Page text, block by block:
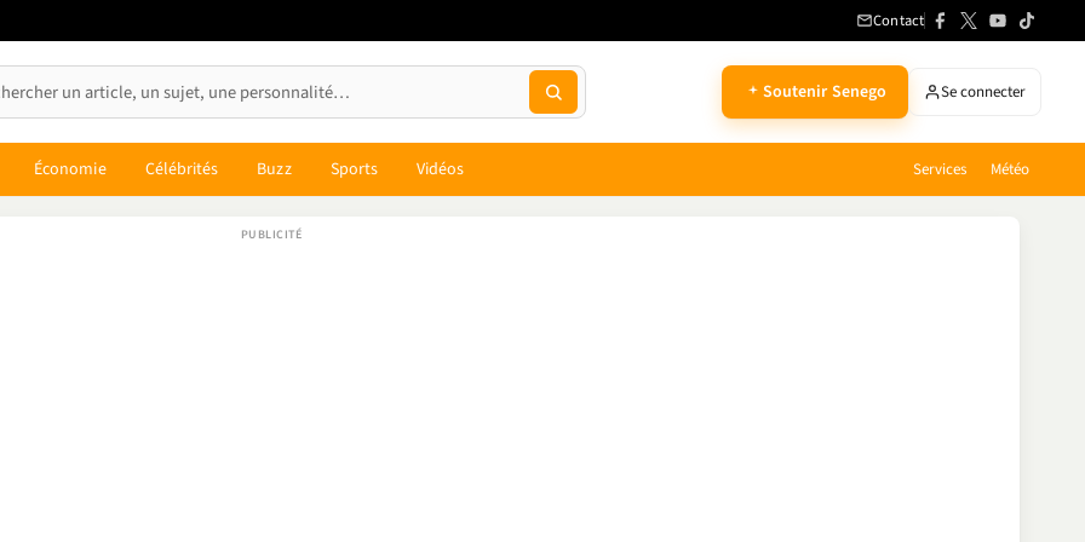
Contact
Soutenir Senego Se connecter
Économie Célébrités Buzz Sports Vidéos Services Météo